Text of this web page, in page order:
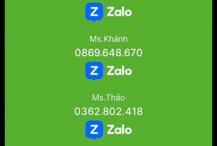
Ms.Khánh
0869.648.670
Ms.Thảo
0362.802.418